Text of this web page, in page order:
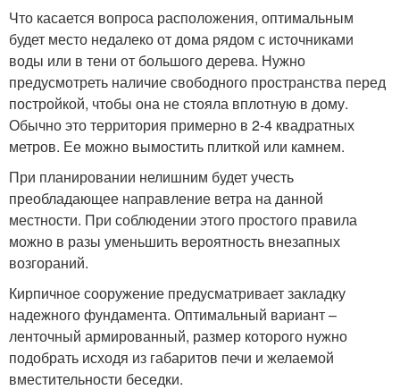
Что касается вопроса расположения, оптимальным
будет место недалеко от дома рядом с источниками
воды или в тени от большого дерева. Нужно
предусмотреть наличие свободного пространства перед
постройкой, чтобы она не стояла вплотную в дому.
Обычно это территория примерно в 2-4 квадратных
метров. Ее можно вымостить плиткой или камнем.
При планировании нелишним будет учесть
преобладающее направление ветра на данной
местности. При соблюдении этого простого правила
можно в разы уменьшить вероятность внезапных
возгораний.
Кирпичное сооружение предусматривает закладку
надежного фундамента. Оптимальный вариант –
ленточный армированный, размер которого нужно
подобрать исходя из габаритов печи и желаемой
вместительности беседки.